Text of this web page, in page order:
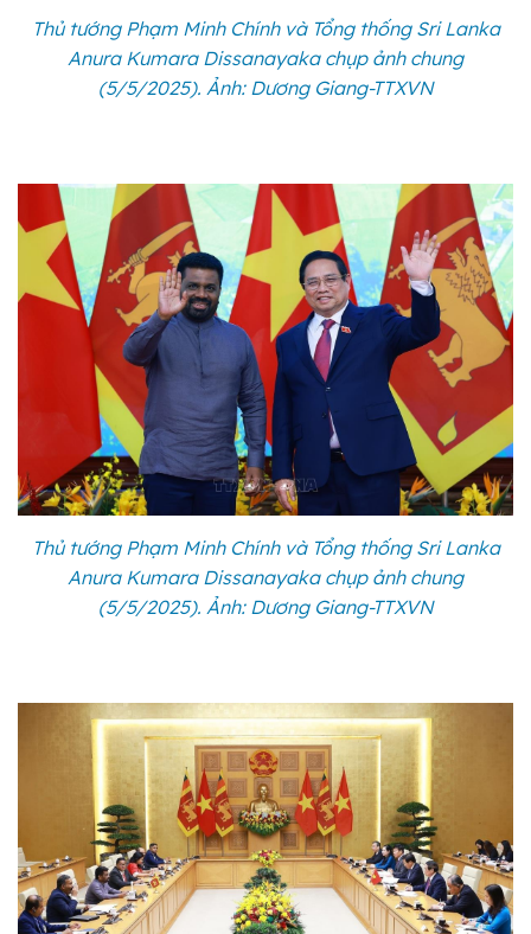
Thủ tướng Phạm Minh Chính và Tổng thống Sri Lanka
Anura Kumara Dissanayaka chụp ảnh chung
(5/5/2025). Ảnh: Dương Giang-TTXVN
Thủ tướng Phạm Minh Chính và Tổng thống Sri Lanka
Anura Kumara Dissanayaka chụp ảnh chung
(5/5/2025). Ảnh: Dương Giang-TTXVN